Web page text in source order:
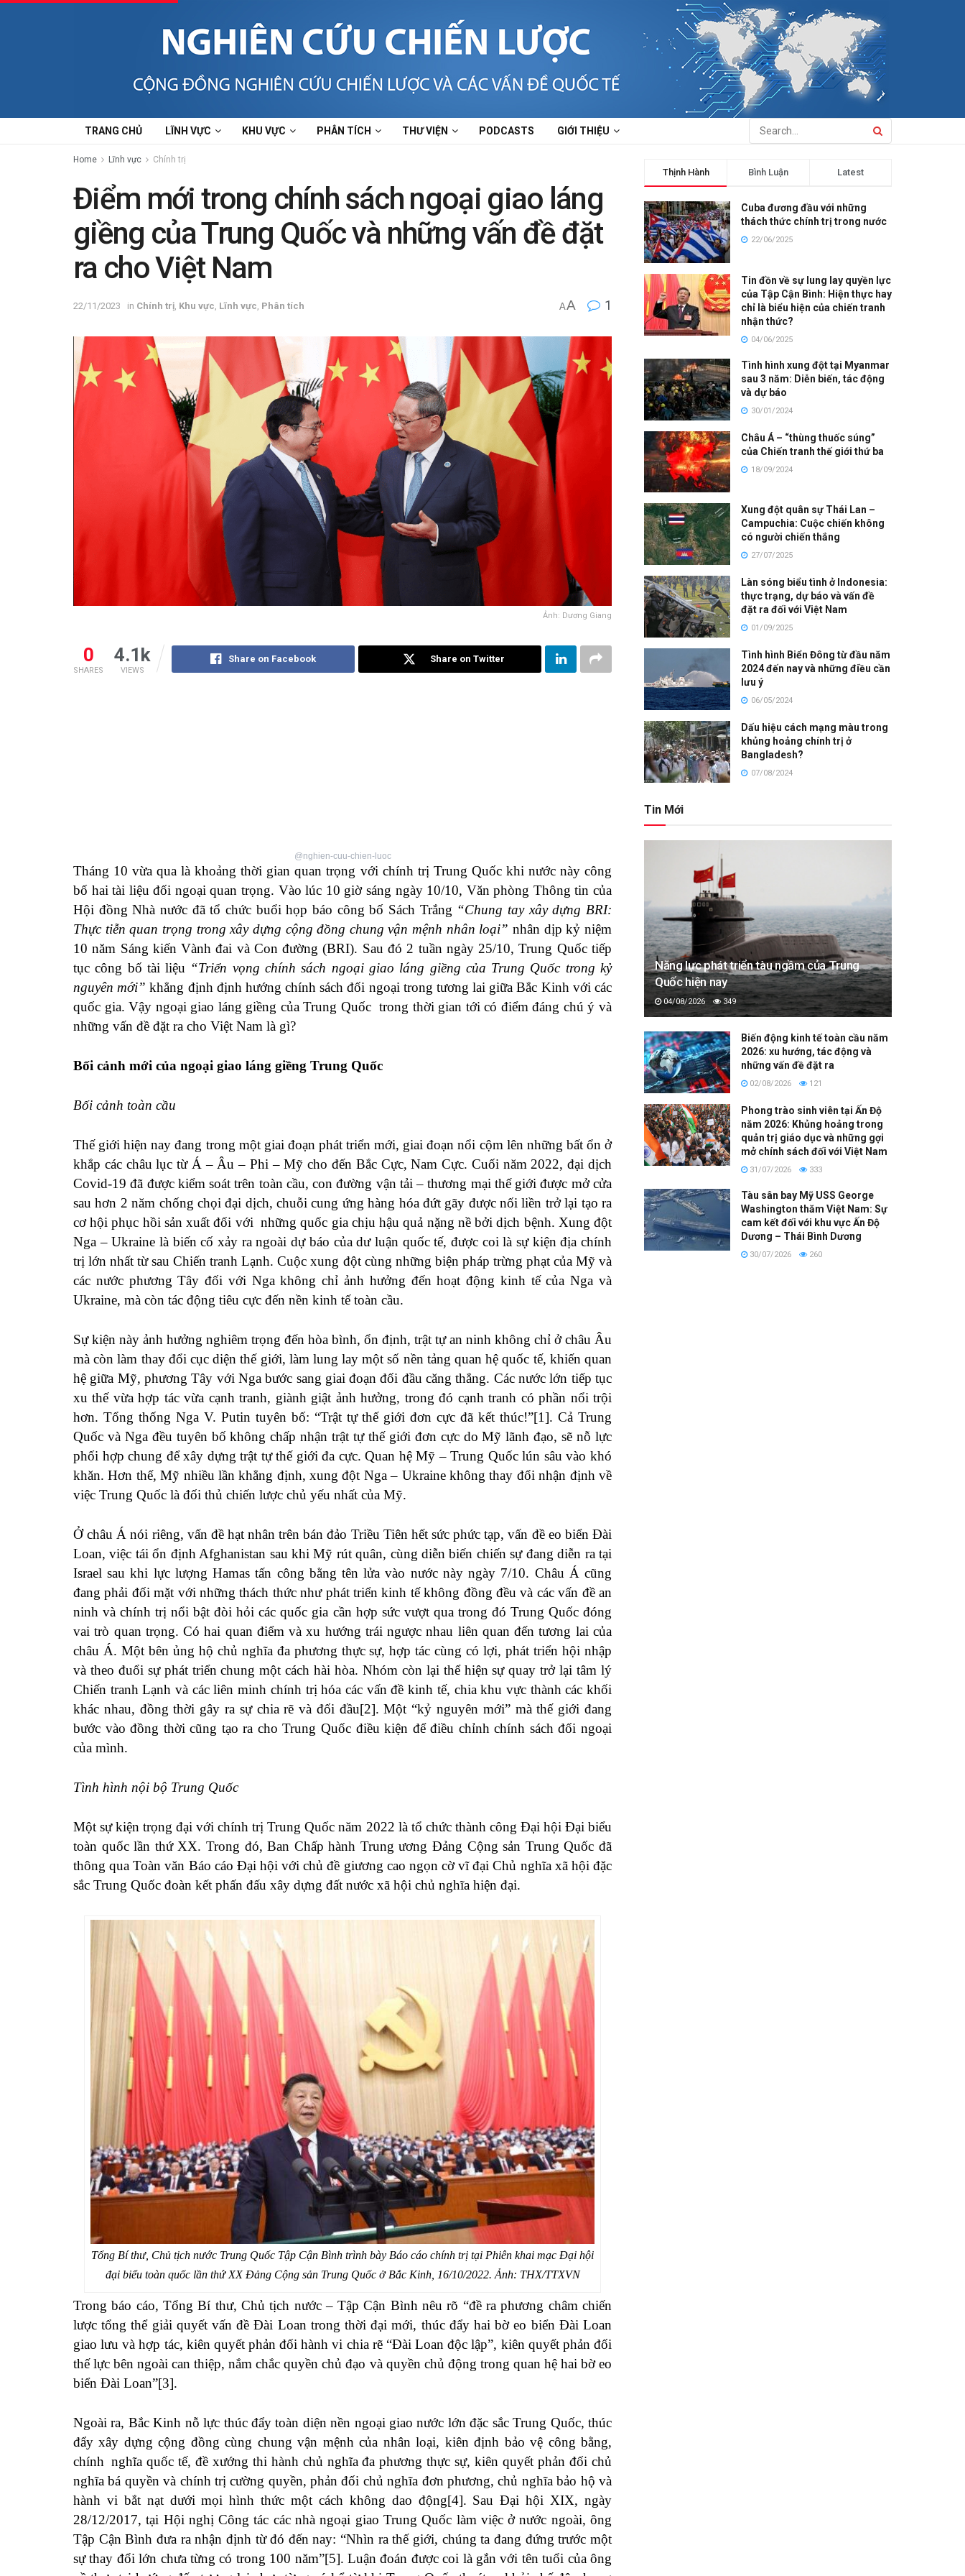
TRANG CHỦ LĨNH VỰC KHU VỰC PHÂN TÍCH THƯ VIỆN PODCASTS GIỚI THIỆU
Home Lĩnh vực Chính trị
Điểm mới trong chính sách ngoại giao láng
giềng của Trung Quốc và những vấn đề đặt
ra cho Việt Nam
22/11/2023 in Chính trị Khu vực Lĩnh vực Phân tích AA 1
Ảnh: Dương Giang
0
SHARES
4.1k
VIEWS
Share on Facebook Share on Twitter
@nghien-cuu-chien-luoc
Tháng 10 vừa qua là khoảng thời gian quan trọng với chính trị Trung Quốc khi nước này công
bố hai tài liệu đối ngoại quan trọng. Vào lúc 10 giờ sáng ngày 10/10, Văn phòng Thông tin của
Hội đồng Nhà nước đã tổ chức buổi họp báo công bố Sách Trắng “Chung tay xây dựng ​​BRI:
Thực tiễn quan trọng trong xây dựng cộng đồng chung vận mệnh nhân loại” nhân dịp kỷ niệm
10 năm Sáng kiến Vành đai và Con đường (BRI). Sau đó 2 tuần ngày 25/10, Trung Quốc tiếp
tục công bố tài liệu “Triển vọng chính sách ngoại giao láng giềng của Trung Quốc trong kỷ
nguyên mới”khẳng định định hướng chính sách đối ngoại trong tương lai giữa Bắc Kinh với các
quốc gia. Vậy ngoại giao láng giềng của Trung Quốc trong thời gian tới có điểm đáng chú ý và
những vấn đề đặt ra cho Việt Nam là gì?
Bối cảnh mới của ngoại giao láng giềng Trung Quốc
Bối cảnh toàn cầu
Thế giới hiện nay đang trong một giai đoạn phát triển mới, giai đoạn nổi cộm lên những bất ổn ở
khắp các châu lục từ Á – Âu – Phi – Mỹ cho đến Bắc Cực, Nam Cực. Cuối năm 2022, đại dịch
Covid-19 đã được kiểm soát trên toàn cầu, con đường vận tải – thương mại thế giới được mở cửa
sau hơn 2 năm chống chọi đại dịch, chuỗi cung ứng hàng hóa đứt gãy được nối liền trở lại tạo ra
cơ hội phục hồi sản xuất đối với những quốc gia chịu hậu quả nặng nề bởi dịch bệnh. Xung đột
Nga – Ukraine là biến cố xảy ra ngoài dự báo của dư luận quốc tế, được coi là sự kiện địa chính
trị lớn nhất từ sau Chiến tranh Lạnh. Cuộc xung đột cùng những biện pháp trừng phạt của Mỹ và
các nước phương Tây đối với Nga không chỉ ảnh hưởng đến hoạt động kinh tế của Nga và
Ukraine, mà còn tác động tiêu cực đến nền kinh tế toàn cầu.
Sự kiện này ảnh hưởng nghiêm trọng đến hòa bình, ổn định, trật tự an ninh không chỉ ở châu Âu
mà còn làm thay đổi cục diện thế giới, làm lung lay một số nền tảng quan hệ quốc tế, khiến quan
hệ giữa Mỹ, phương Tây với Nga bước sang giai đoạn đối đầu căng thẳng. Các nước lớn tiếp tục
xu thế vừa hợp tác vừa cạnh tranh, giành giật ảnh hưởng, trong đó cạnh tranh có phần nổi trội
hơn. Tổng thống Nga V. Putin tuyên bố: “Trật tự thế giới đơn cực đã kết thúc!”[1]. Cả Trung
Quốc và Nga đều tuyên bố không chấp nhận trật tự thế giới đơn cực do Mỹ lãnh đạo, sẽ nỗ lực
phối hợp chung để xây dựng trật tự thế giới đa cực. Quan hệ Mỹ – Trung Quốc lún sâu vào khó
khăn. Hơn thế, Mỹ nhiều lần khẳng định, xung đột Nga – Ukraine không thay đổi nhận định về
việc Trung Quốc là đối thủ chiến lược chủ yếu nhất của Mỹ.
Ở châu Á nói riêng, vấn đề hạt nhân trên bán đảo Triều Tiên hết sức phức tạp, vấn đề eo biển Đài
Loan, việc tái ổn định Afghanistan sau khi Mỹ rút quân, cùng diễn biến chiến sự đang diễn ra tại
Israel sau khi lực lượng Hamas tấn công bằng tên lửa vào nước này ngày 7/10. Châu Á cũng
đang phải đối mặt với những thách thức như phát triển kinh tế không đồng đều và các vấn đề an
ninh và chính trị nổi bật đòi hỏi các quốc gia cần hợp sức vượt qua trong đó Trung Quốc đóng
vai trò quan trọng. Có hai quan điểm và xu hướng trái ngược nhau liên quan đến tương lai của
châu Á. Một bên ủng hộ chủ nghĩa đa phương thực sự, hợp tác cùng có lợi, phát triển hội nhập
và theo đuổi sự phát triển chung một cách hài hòa. Nhóm còn lại thể hiện sự quay trở lại tâm lý
Chiến tranh Lạnh và các liên minh chính trị hóa các vấn đề kinh tế, chia khu vực thành các khối
khác nhau, đồng thời gây ra sự chia rẽ và đối đầu[2]. Một “kỷ nguyên mới” mà thế giới đang
bước vào đồng thời cũng tạo ra cho Trung Quốc điều kiện để điều chỉnh chính sách đối ngoại
của mình.
Tình hình nội bộ Trung Quốc
Một sự kiện trọng đại với chính trị Trung Quốc năm 2022 là tổ chức thành công Đại hội Đại biểu
toàn quốc lần thứ XX. Trong đó, Ban Chấp hành Trung ương Đảng Cộng sản Trung Quốc đã
thông qua Toàn văn Báo cáo Đại hội với chủ đề giương cao ngọn cờ vĩ đại Chủ nghĩa xã hội đặc
sắc Trung Quốc đoàn kết phấn đấu xây dựng đất nước xã hội chủ nghĩa hiện đại.
Tổng Bí thư, Chủ tịch nước Trung Quốc Tập Cận Bình trình bày Báo cáo chính trị tại Phiên khai mạc Đại hội
đại biểu toàn quốc lần thứ XX Đảng Cộng sản Trung Quốc ở Bắc Kinh, 16/10/2022. Ảnh: THX/TTXVN
Trong báo cáo, Tổng Bí thư, Chủ tịch nước – Tập Cận Bình nêu rõ “đề ra phương châm chiến
lược tổng thể giải quyết vấn đề Đài Loan trong thời đại mới, thúc đẩy hai bờ eo biển Đài Loan
giao lưu và hợp tác, kiên quyết phản đối hành vi chia rẽ “Đài Loan độc lập”, kiên quyết phản đối
thế lực bên ngoài can thiệp, nắm chắc quyền chủ đạo và quyền chủ động trong quan hệ hai bờ eo
biển Đài Loan”[3].
Ngoài ra, Bắc Kinh nỗ lực thúc đẩy toàn diện nền ngoại giao nước lớn đặc sắc Trung Quốc, thúc
đẩy xây dựng cộng đồng cùng chung vận mệnh của nhân loại, kiên định bảo vệ công bằng,
chính nghĩa quốc tế, đề xướng thi hành chủ nghĩa đa phương thực sự, kiên quyết phản đối chủ
nghĩa bá quyền và chính trị cường quyền, phản đối chủ nghĩa đơn phương, chủ nghĩa bảo hộ và
hành vi bắt nạt dưới mọi hình thức một cách không dao động[4]. Sau Đại hội XIX, ngày
28/12/2017, tại Hội nghị Công tác các nhà ngoại giao Trung Quốc làm việc ở nước ngoài, ông
Tập Cận Bình đưa ra nhận định từ đó đến nay: “Nhìn ra thế giới, chúng ta đang đứng trước một
sự thay đổi lớn chưa từng có trong 100 năm”[5]. Luận đoán được coi là gắn với tên tuổi của ông
Thịnh Hành Bình Luận Latest
Cuba đương đầu với những
thách thức chính trị trong nước
22/06/2025
Tin đồn về sự lung lay quyền lực
của Tập Cận Bình: Hiện thực hay
chỉ là biểu hiện của chiến tranh
nhận thức?
04/06/2025
Tình hình xung đột tại Myanmar
sau 3 năm: Diễn biến, tác động
và dự báo
30/01/2024
Châu Á – “thùng thuốc súng”
của Chiến tranh thế giới thứ ba
18/09/2024
Xung đột quân sự Thái Lan –
Campuchia: Cuộc chiến không
có người chiến thắng
27/07/2025
Làn sóng biểu tình ở Indonesia:
thực trạng, dự báo và vấn đề
đặt ra đối với Việt Nam
01/09/2025
Tình hình Biển Đông từ đầu năm
2024 đến nay và những điều cần
lưu ý
06/05/2024
Dấu hiệu cách mạng màu trong
khủng hoảng chính trị ở
Bangladesh?
07/08/2024
Tin Mới
Năng lực phát triển tàu ngầm của Trung
Quốc hiện nay
04/08/2026 349
Biến động kinh tế toàn cầu năm
2026: xu hướng, tác động và
những vấn đề đặt ra
02/08/2026 121
Phong trào sinh viên tại Ấn Độ
năm 2026: Khủng hoảng trong
quản trị giáo dục và những gợi
mở chính sách đối với Việt Nam
31/07/2026 333
Tàu sân bay Mỹ USS George
Washington thăm Việt Nam: Sự
cam kết đối với khu vực Ấn Độ
Dương – Thái Bình Dương
30/07/2026 260